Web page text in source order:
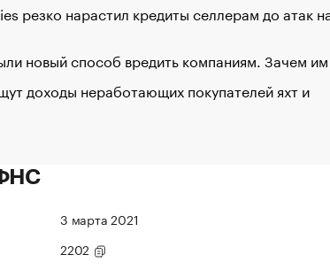
резко нарастил кредиты селлерам до атак
новый способ вредить компаниям. Зачем
доходы неработающих покупателей яхт и
3 марта 2021
2202